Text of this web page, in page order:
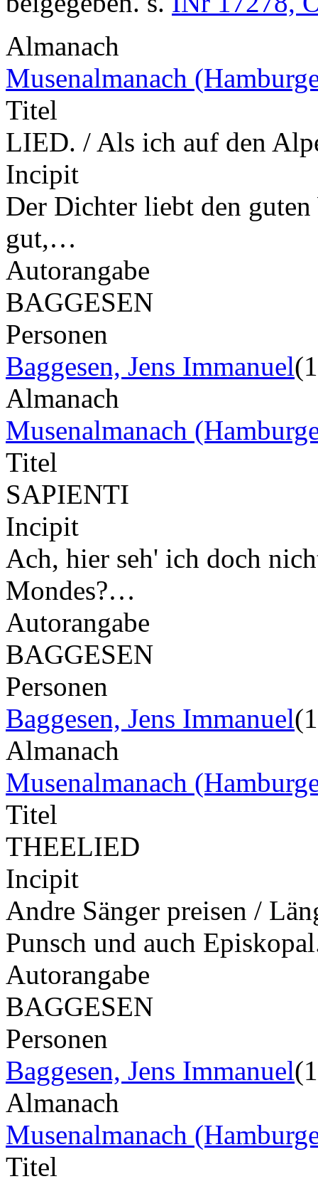
Almanach
Musenalmanach
Titel
LIED. / Als ich auf den
Incipit
Der Dichter liebt den
gut,…
Autorangabe
BAGGESEN
Personen
Baggesen, Jens Immanuel
Almanach
Musenalmanach
Titel
SAPIENTI
Incipit
Ach, hier seh' ich doch
Mondes?…
Autorangabe
BAGGESEN
Personen
Baggesen, Jens Immanuel
Almanach
Musenalmanach
Titel
THEELIED
Incipit
Andre Sänger preisen /
Punsch und auch
Autorangabe
BAGGESEN
Personen
Baggesen, Jens Immanuel
Almanach
Musenalmanach
Titel